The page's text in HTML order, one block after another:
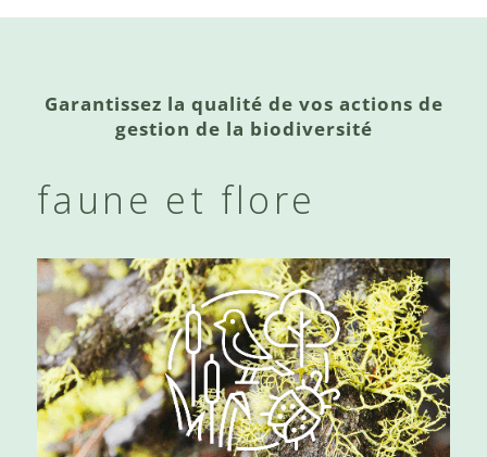
Garantissez la qualité de vos actions de
gestion de la biodiversité
faune et flore